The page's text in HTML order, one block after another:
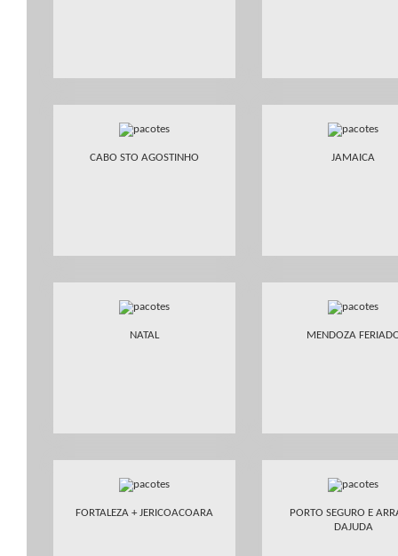
CABO STO AGOSTINHO JAMAICA
NATAL MENDOZA
FORTALEZA + JERICOACOARA
PORTO SEGURO E
DAJUDA